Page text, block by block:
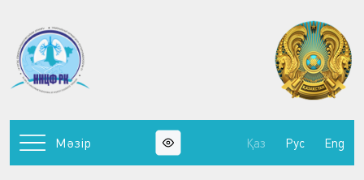
Мәзір Қаз Рус Eng